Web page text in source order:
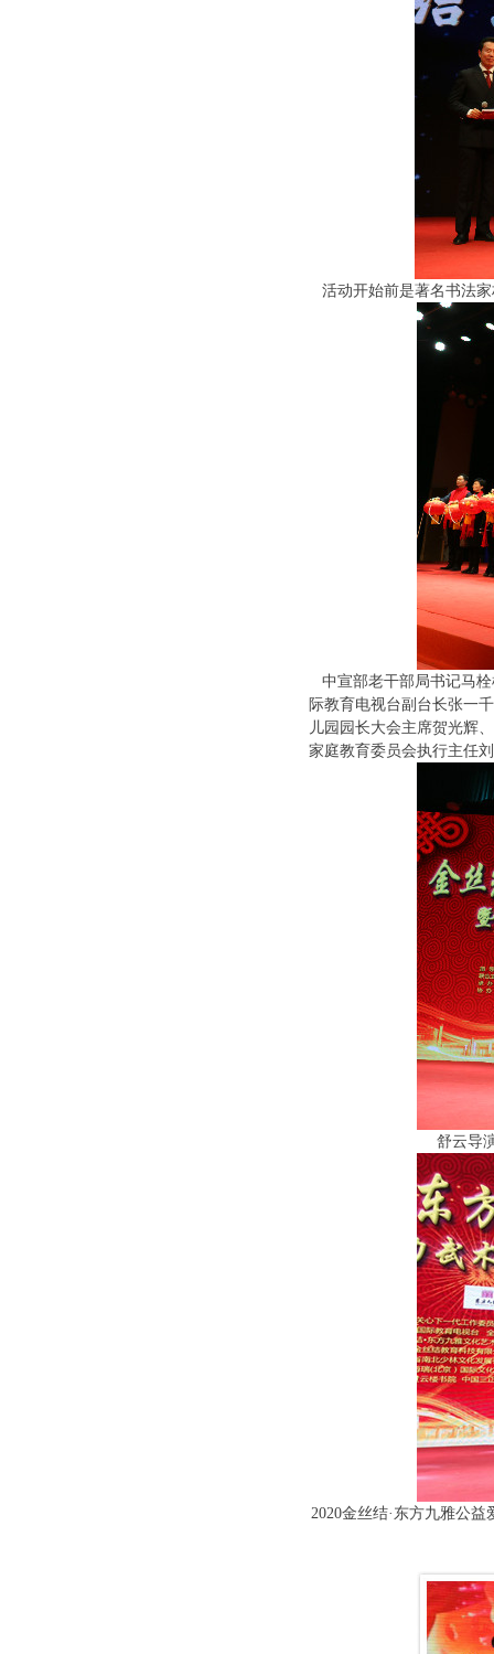
活动开始前是著名书法
中宣部老干部局书记马
际教育电视台副台长张一
儿园园长大会主席贺光辉
家庭教育委员会执行主任
舒云导
2020金丝结·东方九雅公